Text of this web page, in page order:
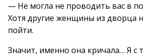
— Не могла не проводить вас в
Хотя другие женщины из дворца
пойти.
Значит, именно она кричала… Я с